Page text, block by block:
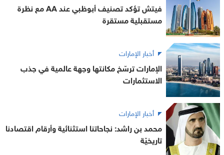
فيتش تؤكد تصنيف أبوظبي عند AA مع نظرة
مستقبلية مستقرة
أخبار الإمارات
الإمارات ترسّخ مكانتها وجهة عالمية في جذب
الاستثمارات
أخبار الإمارات
محمد بن راشد: نجاحاتنا استثنائية وأرقام اقتصادنا
تاريخيّة